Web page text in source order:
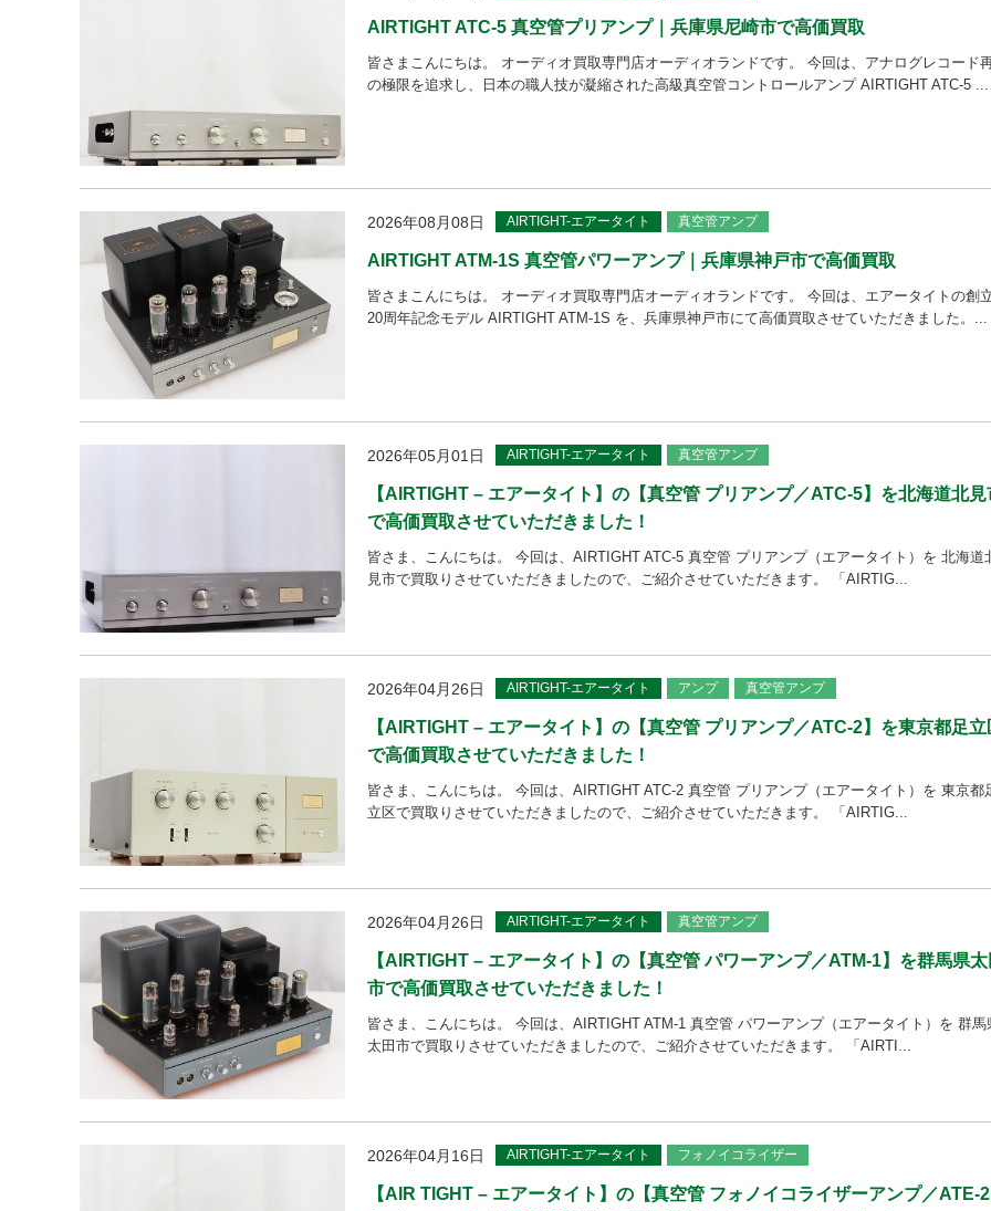
AIRTIGHT ATC-5 真空管プリアンプ｜兵庫県尼崎市で高価買取
皆さまこんにちは。 オーディオ買取専門店オーディオランドです。 今回は、アナログレコード
の極限を追求し、日本の職人技が凝縮された高級真空管コントロールアンプ AIRTIGHT ATC-5 ...
2026年08月08日 AIRTIGHT-エアータイト 真空管アンプ
AIRTIGHT ATM-1S 真空管パワーアンプ｜兵庫県神戸市で高価買取
皆さまこんにちは。 オーディオ買取専門店オーディオランドです。 今回は、エアータイトの創
20周年記念モデル AIRTIGHT ATM-1S を、兵庫県神戸市にて高価買取させていただきました。...
2026年05月01日 AIRTIGHT-エアータイト 真空管アンプ
【AIRTIGHT – エアータイト】の【真空管 プリアンプ／ATC-5】を北海道北見
で高価買取させていただきました！
皆さま、こんにちは。 今回は、AIRTIGHT ATC-5 真空管 プリアンプ（エアータイト）を 北海道
見市で買取りさせていただきましたので、ご紹介させていただきます。 「AIRTIG...
2026年04月26日 AIRTIGHT-エアータイト アンプ 真空管アンプ
【AIRTIGHT – エアータイト】の【真空管 プリアンプ／ATC-2】を東京都足立
で高価買取させていただきました！
皆さま、こんにちは。 今回は、AIRTIGHT ATC-2 真空管 プリアンプ（エアータイト）を 東京都
立区で買取りさせていただきましたので、ご紹介させていただきます。 「AIRTIG...
2026年04月26日 AIRTIGHT-エアータイト 真空管アンプ
【AIRTIGHT – エアータイト】の【真空管 パワーアンプ／ATM-1】を群馬県
市で高価買取させていただきました！
皆さま、こんにちは。 今回は、AIRTIGHT ATM-1 真空管 パワーアンプ（エアータイト）を 群馬
太田市で買取りさせていただきましたので、ご紹介させていただきます。 「AIRTI...
2026年04月16日 AIRTIGHT-エアータイト フォノイコライザー
【AIR TIGHT – エアータイト】の【真空管 フォノイコライザーアンプ／ATE-2